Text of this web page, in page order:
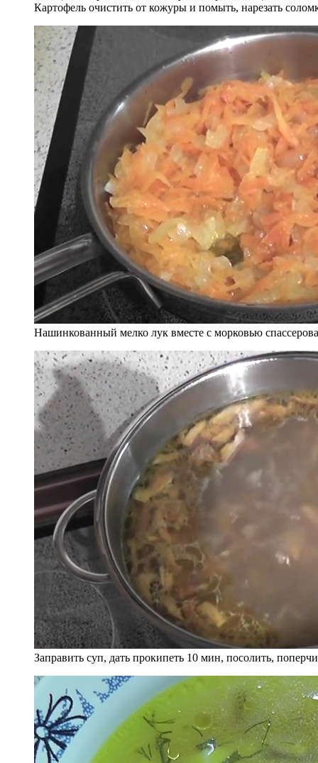
Картофель очистить от кожуры и помыть, нарезать
Нашинкованный мелко лук вместе с морковью
Заправить суп, дать прокипеть 10 мин, посолить,